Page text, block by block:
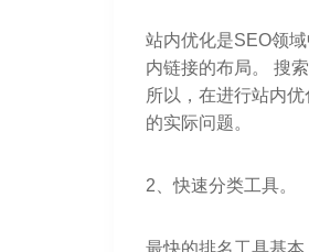
站内优化是SEO领
内链接的布局。 搜
所以，在进行站内
的实际问题。
2、快速分类工具。
最快的排名工具基